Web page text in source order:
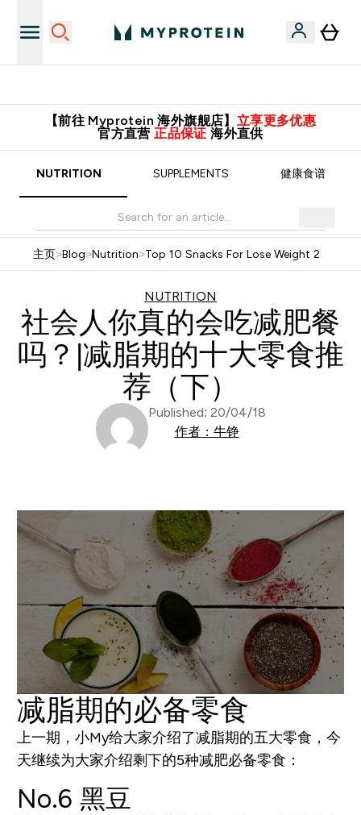
【前往 Myprotein 海外旗舰店】 立享更多优惠
官方直营 正品保证 海外直供
NUTRITION SUPPLEMENTS 健康食谱
主页>Blog>Nutrition>Top 10 Snacks For Lose Weight 2
NUTRITION
社会人你真的会吃减肥餐
吗？|减脂期的十大零食推
荐（下）
Published: 20/04/18
作者：牛铮
减脂期的必备零食
上一期，小My给大家介绍了减脂期的五大零食，今
天继续为大家介绍剩下的5种减肥必备零食：
No.6 黑豆